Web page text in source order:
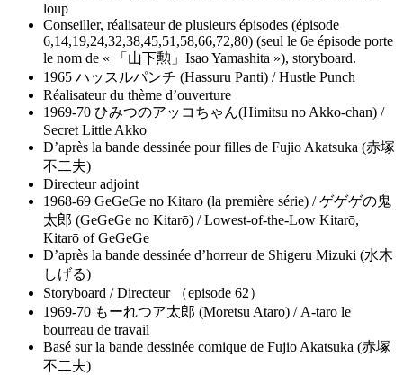
loup
Conseiller, réalisateur de plusieurs épisodes (épisode
6,14,19,24,32,38,45,51,58,66,72,80) (seul le 6e épisode porte
le nom de « 「山下勲」Isao Yamashita »), storyboard.
1965 ハッスルパンチ (Hassuru Panti) / Hustle Punch
Réalisateur du thème d’ouverture
1969-70 ひみつのアッコちゃん(Himitsu no Akko-chan) /
Secret Little Akko
D’après la bande dessinée pour filles de Fujio Akatsuka (赤塚
不二夫)
Directeur adjoint
1968-69 GeGeGe no Kitaro (la première série) / ゲゲゲの鬼
太郎 (GeGeGe no Kitarō) / Lowest-of-the-Low Kitarō,
Kitarō of GeGeGe
D’après la bande dessinée d’horreur de Shigeru Mizuki (水木
しげる)
Storyboard / Directeur （episode 62）
1969-70 もーれつア太郎 (Mōretsu Atarō) / A-tarō le
bourreau de travail
Basé sur la bande dessinée comique de Fujio Akatsuka (赤塚
不二夫)